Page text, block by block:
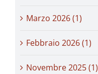
Marzo 2026 (1)
Febbraio 2026 (1)
Novembre 2025 (1)